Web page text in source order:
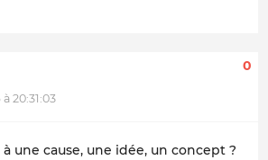
20:31:03
0
une cause, une idée, un concept ?